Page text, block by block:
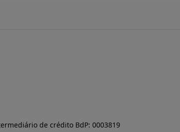
de crédito BdP: 0003819